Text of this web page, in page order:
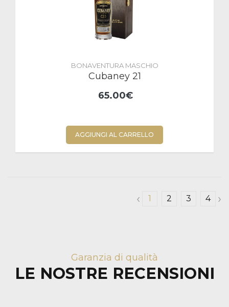
BONAVENTURA MASCHIO
Cubaney 21
65.00€
AGGIUNGI AL CARRELLO
‹ 1 2 3 4 ›
Garanzia di qualità
LE NOSTRE RECENSIONI